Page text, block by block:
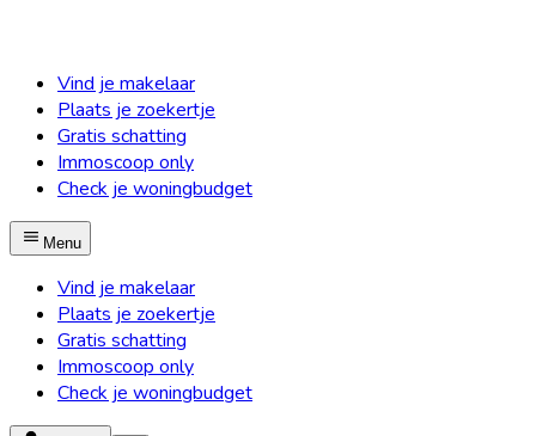
Vind je makelaar
Plaats je zoekertje
Gratis schatting
Immoscoop only
Check je woningbudget
Menu
Vind je makelaar
Plaats je zoekertje
Gratis schatting
Immoscoop only
Check je woningbudget